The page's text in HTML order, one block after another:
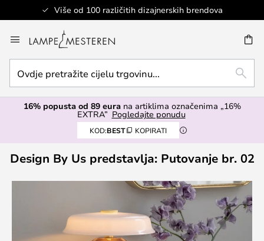
Više od 100 različitih dizajnerskih brendova
to
Content
pretražite
cijelu
trgovinu...
TRAŽI
16% popusta od 89 eurana artiklima označenima „16%
EXTRA” Pogledajte ponudu
KOD:BEST KOPIRATI
Design By Us predstavlja: Putovanje br. 02